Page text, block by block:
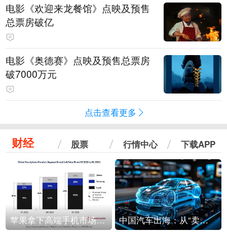
电影《欢迎来龙餐馆》点映及预售
总票房破亿
电影《奥德赛》点映及预售总票房
破7000万元
点击查看更多
财经 股票 行情中心 下载APP
苹果拿下高端手机市场65%的份额：iPhone 17系列功不可没 中国汽车出海：从“卖出去”到“走进去”